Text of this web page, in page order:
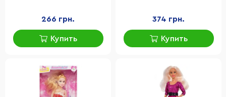
266 грн.
Купить
374 грн.
Купить